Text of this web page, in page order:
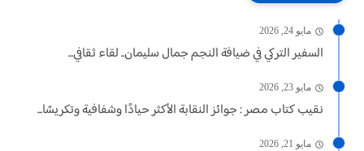
مايو 24, 2026
السفير التركي في ضيافة النجم جمال سليمان.. لقاء ثقافي...
مايو 23, 2026
نقيب كتاب مصر : جوائز النقابة الأكثر حيادًا وشفافية وتكريسًا...
مايو 21, 2026